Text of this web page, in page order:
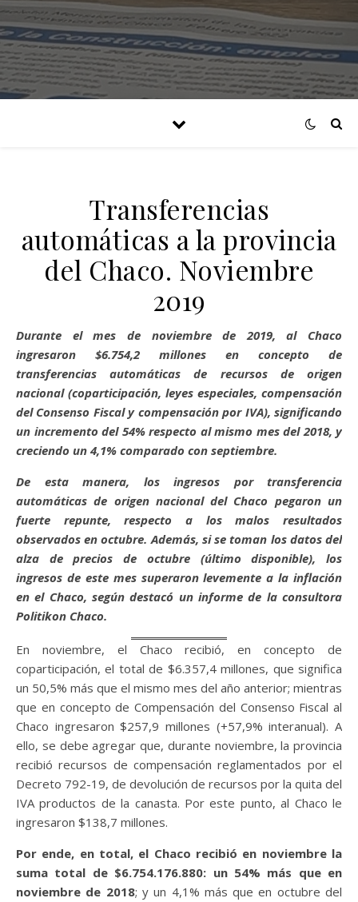
Transferencias
automáticas a la provincia
del Chaco. Noviembre
2019
Durante el mes de noviembre de 2019, al Chaco
ingresaron $6.754,2 millones en concepto de
transferencias automáticas de recursos de origen
nacional (coparticipación, leyes especiales, compensación
del Consenso Fiscal y compensación por IVA), significando
un incremento del 54% respecto al mismo mes del 2018, y
creciendo un 4,1% comparado con septiembre.
De esta manera, los ingresos por transferencia
automáticas de origen nacional del Chaco pegaron un
fuerte repunte, respecto a los malos resultados
observados en octubre. Además, si se toman los datos del
alza de precios de octubre (último disponible), los
ingresos de este mes superaron levemente a la inflación
en el Chaco, según destacó un informe de la consultora
Politikon Chaco.
En noviembre, el Chaco recibió, en concepto de
coparticipación, el total de $6.357,4 millones, que significa
un 50,5% más que el mismo mes del año anterior; mientras
que en concepto de Compensación del Consenso Fiscal al
Chaco ingresaron $257,9 millones (+57,9% interanual). A
ello, se debe agregar que, durante noviembre, la provincia
recibió recursos de compensación reglamentados por el
Decreto 792-19, de devolución de recursos por la quita del
IVA productos de la canasta. Por este punto, al Chaco le
ingresaron $138,7 millones.
Por ende, en total, el Chaco recibió en noviembre la
suma total de $6.754.176.880: un 54% más que en
noviembre de 2018; y un 4,1% más que en octubre del